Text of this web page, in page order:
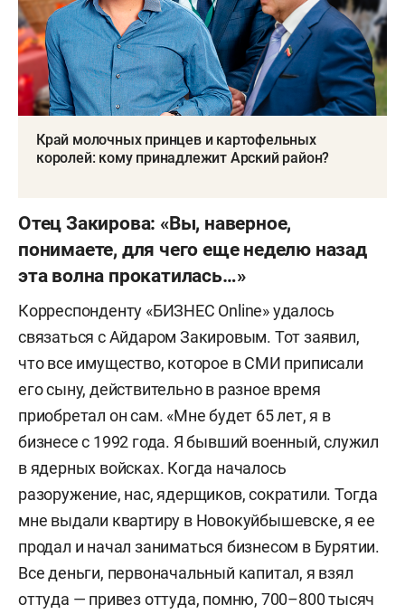
Край молочных принцев и картофельных
королей: кому принадлежит Арский район?
Отец Закирова: «Вы, наверное,
понимаете, для чего еще неделю назад
эта волна прокатилась…»
Корреспонденту «БИЗНЕС Online» удалось
связаться с Айдаром Закировым. Тот заявил,
что все имущество, которое в СМИ приписали
его сыну, действительно в разное время
приобретал он сам. «Мне будет 65 лет, я в
бизнесе с 1992 года. Я бывший военный, служил
в ядерных войсках. Когда началось
разоружение, нас, ядерщиков, сократили. Тогда
мне выдали квартиру в Новокуйбышевске, я ее
продал и начал заниматься бизнесом в Бурятии.
Все деньги, первоначальный капитал, я взял
оттуда — привез оттуда, помню, 700–800 тысяч